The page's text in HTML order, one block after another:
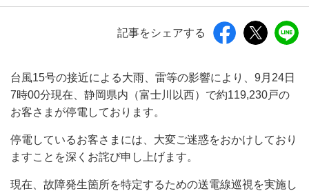
記事をシェアする
台風15号の接近による大雨、雷等の影響により、9月24日
7時00分現在、静岡県内（富士川以西）で約119,230戸の
お客さまが停電しております。
停電しているお客さまには、大変ご迷惑をおかけしており
ますことを深くお詫び申し上げます。
現在、故障発生箇所を特定するための送電線巡視を実施し